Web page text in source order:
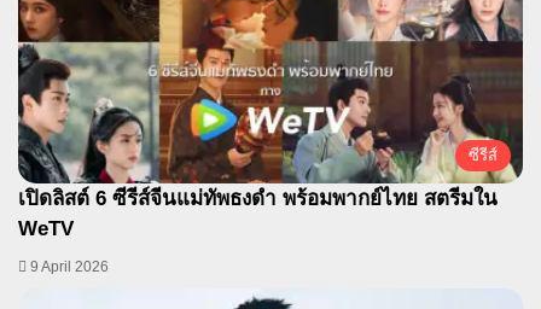
ซีรีส์
เปิดลิสต์ 6 ซีรีส์จีนแม่ทัพธงดำ พร้อมพากย์ไทย สตรีมใน
WeTV
9 April 2026